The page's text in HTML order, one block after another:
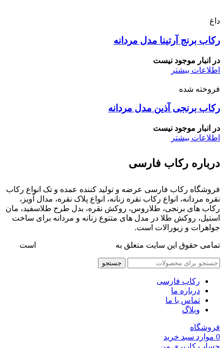
داغ
رکاب برنج آرتینا مدل مردانه
در انبار موجود نیست
اطلاعات بیشتر
فروخته شده
رکاب برنجی آذین مدل مردانه
در انبار موجود نیست
اطلاعات بیشتر
درباره رکاب فارسی
فروشگاه رکاب فارسی عرضه و تولید کننده عمده و تک انواع رکاب
نقره مردانه، انواع رکاب نقره زنانه، انواع پلاک نقره، مدال آویز،
رکاب های برنجی، طلاروس، روکش نقره، بدل طرح طلاسفید، مان
استیل، روکش طلا در مدل های متنوع زنانه و مردانه برای ساخت
جواهرات و زیورالات است.
تمامی حقوق این سایت متعلق به است
جستجو
رکاب فارسی
درباره ما
تماس با ما
وبلاگ
فروشگاه
0 موارد سبد خرید